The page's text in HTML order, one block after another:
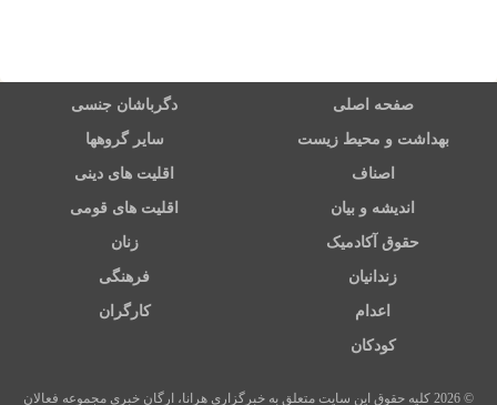
صفحه اصلی دگرباشان جنسی
بهداشت و محیط زیست سایر گروهها
اصناف اقلیت های دینی
اندیشه و بیان اقلیت های قومی
حقوق آکادمیک زنان
زندانیان فرهنگی
اعدام کارگران
کودکان
© 2026 کلیه حقوق این سایت متعلق به خبرگزاری هرانا، ارگان خبری مجموعه فعالان